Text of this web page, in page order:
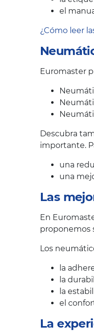
el
¿Cómo leer
Euromaster
Descubra
importante.
una
una
Las
En
proponemos
Los
la
la
la
el
La